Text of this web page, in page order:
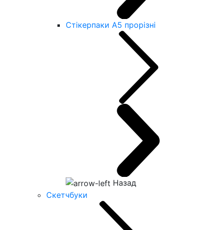
Стікерпаки А5 прорізні
Назад
Скетчбуки